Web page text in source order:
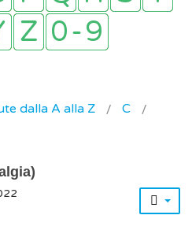
dalla A alla Z
C